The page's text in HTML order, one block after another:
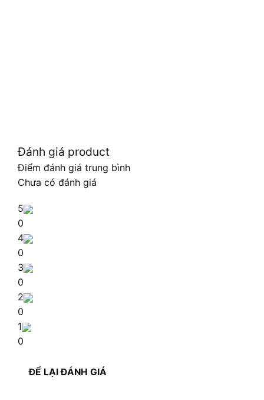
Đánh giá product
Điểm đánh giá trung bình
Chưa có đánh giá
5
0
4
0
3
0
2
0
1
0
ĐỂ LẠI ĐÁNH GIÁ